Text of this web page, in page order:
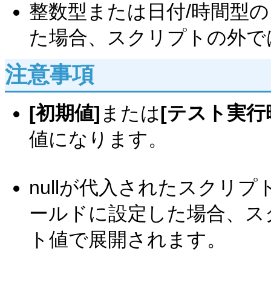
整数型または日付/時間型
た場合、スクリプトの外
注意事項
[初期値] または[テスト実
値になります。
nullが代入されたスクリプ
ールドに設定した場合、
ト値で展開されます。